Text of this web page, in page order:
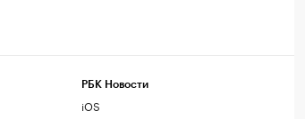
РБК Новости
iOS